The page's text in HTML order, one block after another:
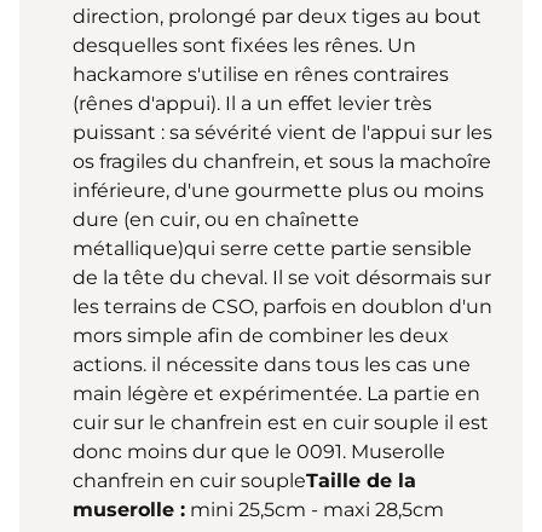
direction, prolongé par deux tiges au bout
desquelles sont fixées les rênes. Un
hackamore s'utilise en rênes contraires
(rênes d'appui). Il a un effet levier très
puissant : sa sévérité vient de l'appui sur les
os fragiles du chanfrein, et sous la machoîre
inférieure, d'une gourmette plus ou moins
dure (en cuir, ou en chaînette
métallique)qui serre cette partie sensible
de la tête du cheval. Il se voit désormais sur
les terrains de CSO, parfois en doublon d'un
mors simple afin de combiner les deux
actions. il nécessite dans tous les cas une
main légère et expérimentée. La partie en
cuir sur le chanfrein est en cuir souple il est
donc moins dur que le 0091. Muserolle
chanfrein en cuir soupleTaille de la
muserolle : mini 25,5cm - maxi 28,5cm